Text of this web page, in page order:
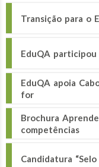
Transição para o
EduQA
EduQA apoia
for
Brochura
competências
Candidatura